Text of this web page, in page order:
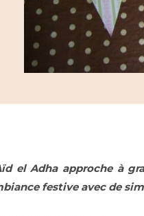
el Adha approche à
festive avec de